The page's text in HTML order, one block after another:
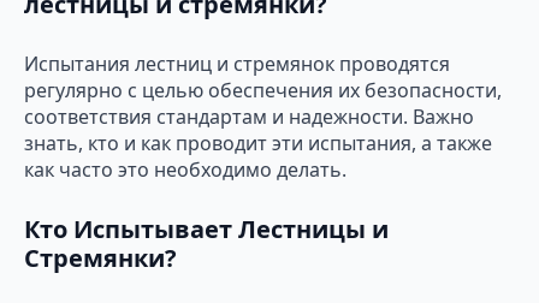
Испытания лестниц и стремянок проводятся
регулярно с целью обеспечения их безопасности,
соответствия стандартам и надежности. Важно
знать, кто и как проводит эти испытания, а также
как часто это необходимо делать.
Кто Испытывает Лестницы и
Стремянки?